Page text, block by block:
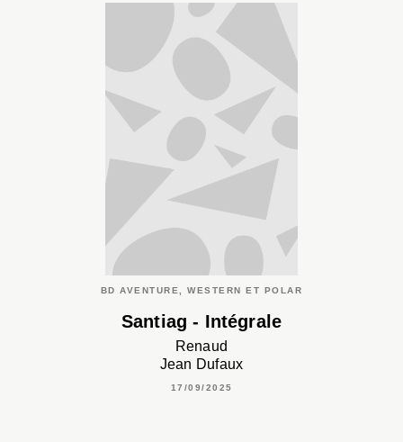
BD AVENTURE, WESTERN ET POLAR
Santiag - Intégrale
Renaud
Jean Dufaux
17/09/2025